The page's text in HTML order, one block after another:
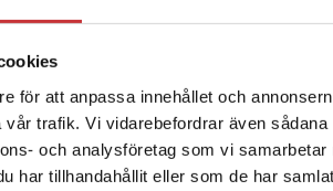
för att anpassa innehållet och
trafik. Vi vidarebefordrar även
och analysföretag som vi
har tillhandahållit eller som de har
Det verkar som att du besöker
enhet utanför Sverige. Vi erbjuder inte
Sverige. För att kunna slutföra ett köp
leveransadressen vara i Sverige.Läs mer